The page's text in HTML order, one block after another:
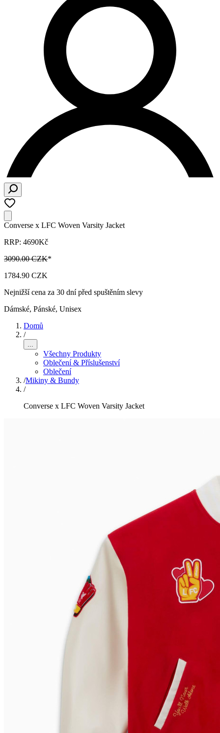
Converse x LFC Woven Varsity Jacket
RRP: 4690Kč
3090.00 CZK*
1784.90 CZK
Nejnižší cena za 30 dní před spuštěním slevy
Dámské, Pánské, Unisex
Domů
/
...
Všechny Produkty
Oblečení & Příslušenství
Oblečení
/Mikiny & Bundy
/
Converse x LFC Woven Varsity Jacket